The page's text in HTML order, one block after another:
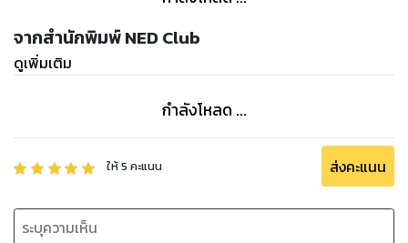
จากสำนักพิมพ์ NED Club
ดูเพิ่มเติม
กำลังโหลด ...
ให้5 คะแนน ส่งคะแนน